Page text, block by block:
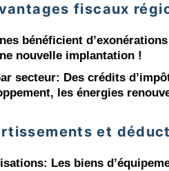
fiscaux
bénéficient
nouvelle implantation !
secteur: Des crédits
les énergies
et
: Les biens